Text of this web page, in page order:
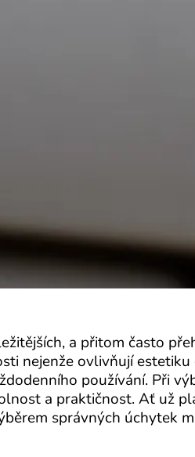
a přitom často
nejenže ovlivňují
používání. Při
a praktičnost. Ať už
správných úchytek